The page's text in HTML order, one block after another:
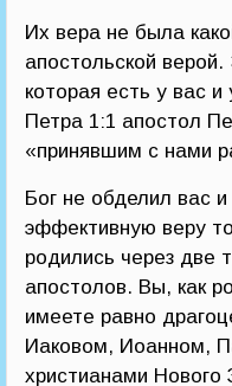
Их вера не была
апостольской
которая есть у вас
Петра 1:1 апостол
«принявшим с нами
Бог не обделил вас
эффективную веру
родились через две
апостолов. Вы, как
имеете равно
Иаковом, Иоанном,
христианами Нового